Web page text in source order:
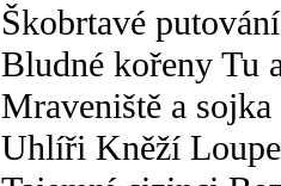
Škobrtavé
Bludné kořeny Tu
Mraveniště a
Uhlíři Kněží